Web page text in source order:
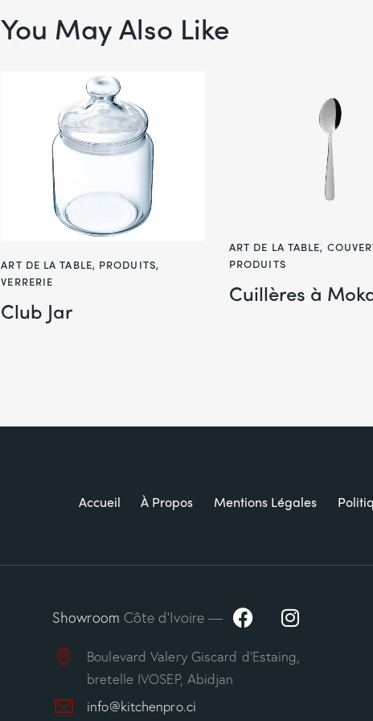
You May Also Like
ART DE LA TABLE, PRODUITS,
VERRERIE
Club Jar
ART DE LA TABLE,
PRODUITS
Cuillères à
Accueil À Propos Mentions Légales
Showroom Côte d’Ivoire —
Boulevard Valery Giscard d’Estaing,
bretelle IVOSEP, Abidjan
info@kitchenpro.ci